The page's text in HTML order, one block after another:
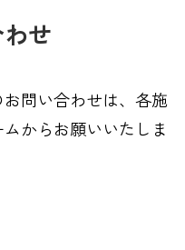
せ
問い合わせは、各施
からお願いいたしま